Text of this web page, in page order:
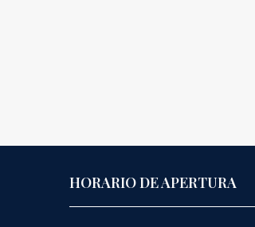
HORARIO DE APERTURA